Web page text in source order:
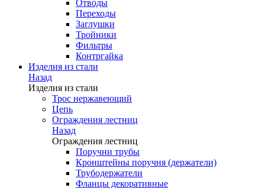
Отводы
Переходы
Заглушки
Тройники
Фильтры
Контргайка
Изделия из стали
Назад
Изделия из стали
Трос нержавеющий
Цепь
Ограждения лестниц
Назад
Ограждения лестниц
Поручни трубы
Кронштейны поручня (держатели)
Трубодержатели
Фланцы декоративные